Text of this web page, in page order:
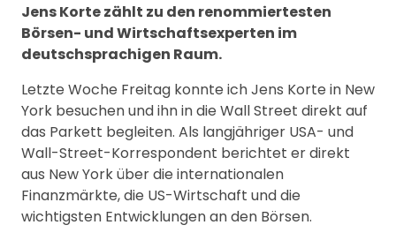
Jens Korte zählt zu den renommiertesten
Börsen- und Wirtschaftsexperten im
deutschsprachigen Raum.
Letzte Woche Freitag konnte ich Jens Korte in New
York besuchen und ihn in die Wall Street direkt auf
das Parkett begleiten. Als langjähriger USA- und
Wall-Street-Korrespondent berichtet er direkt
aus New York über die internationalen
Finanzmärkte, die US-Wirtschaft und die
wichtigsten Entwicklungen an den Börsen.